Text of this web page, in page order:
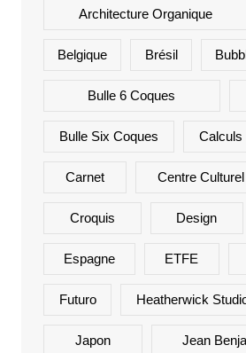
Architecture Organique
Belgique Brésil
Bulle 6 Coques
Bulle Six Coques Calculs
Carnet Centre Culturel
Croquis Design
Espagne ETFE
Futuro Heatherwick
Japon Jean